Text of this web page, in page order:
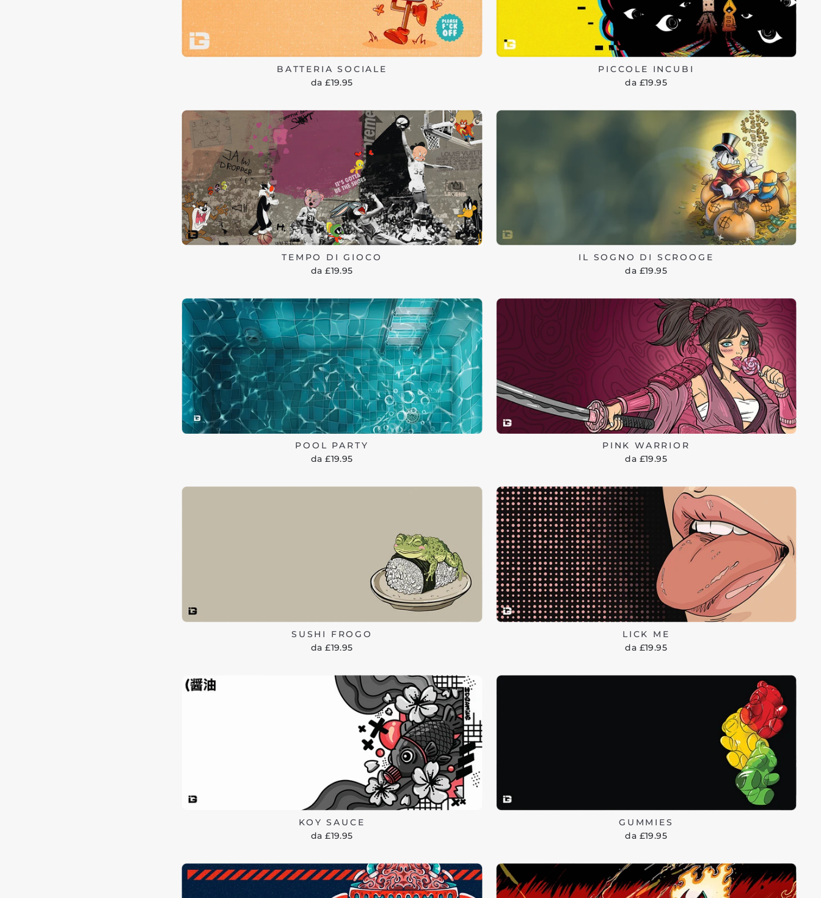
BATTERIA SOCIALE
da £19.95
PICCOLE INCUBI
da £19.95
TEMPO DI GIOCO
da £19.95
IL SOGNO DI SCROOGE
da £19.95
POOL PARTY
da £19.95
PINK WARRIOR
da £19.95
SUSHI FROGO
da £19.95
LICK ME
da £19.95
KOY SAUCE
da £19.95
GUMMIES
da £19.95